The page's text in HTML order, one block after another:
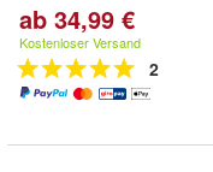
ab 34,99 €
Kostenloser Versand
2